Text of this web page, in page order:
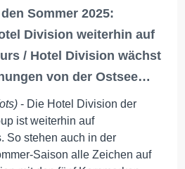
Sommer 2025:
Division weiterhin auf
/ Hotel Division wächst
von der Ostsee…
- Die Hotel Division der
ist weiterhin auf
So stehen auch in der
Saison alle Zeichen auf